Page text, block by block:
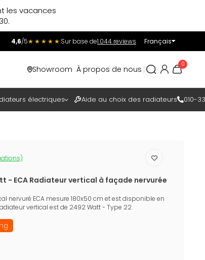
les vacances
4,6/5★★★★★ Sur base de1.044 reviews Français
Showroom À propos de nous
0
électriques Aide au choix des radiateurs 010-
- ECA Radiateur vertical à façade nervurée
nervuré ECA mesure 180x50 cm et est disponible en
vertical est de 2492 Watt - Type 22.